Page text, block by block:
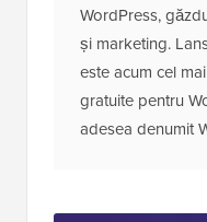
WordPress,
și marketing.
este acum cel
gratuite pentru
adesea denumit